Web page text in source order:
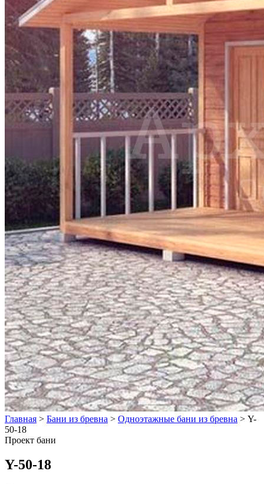
Главная > Бани из бревна > Одноэтажные бани из бревна > Y-
50-18
Проект бани
Y-50-18